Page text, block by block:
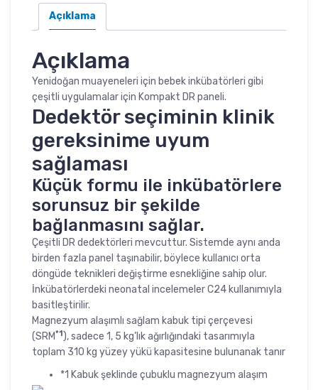
Açıklama
Açıklama
Yenidoğan muayeneleri için bebek inkübatörleri gibi
çeşitli uygulamalar için Kompakt DR paneli.
Dedektör seçiminin klinik
gereksinime uyum
sağlaması
Küçük formu ile inkübatörlere
sorunsuz bir şekilde
bağlanmasını sağlar.
Çeşitli DR dedektörleri mevcuttur. Sistemde aynı anda
birden fazla panel taşınabilir, böylece kullanıcı orta
döngüde teknikleri değiştirme esnekliğine sahip olur.
İnkübatörlerdeki neonatal incelemeler C24 kullanımıyla
basitleştirilir.
Magnezyum alaşımlı sağlam kabuk tipi çerçevesi
(SRM*1), sadece 1, 5 kg’lık ağırlığındaki tasarımıyla
toplam 310 kg yüzey yükü kapasitesine bulunanak tanır
*1 Kabuk şeklinde çubuklu magnezyum alaşım